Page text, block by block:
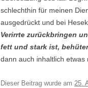
schlechthin für meinen
ausgedrückt und bei
Verirrte zurückbringen
fett und stark ist,
dann auch inhaltlich etwas
Dieser Beitrag wurde am 25.